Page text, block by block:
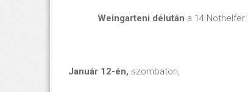
Weingarteni délután a 14 Nothelfer
Január 12-én, szombaton,